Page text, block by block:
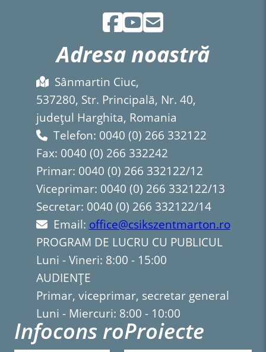
Adresa noastră
Sânmartin Ciuc,
537280, Str. Principală, Nr. 40,
județul Harghita, Romania
Telefon: 0040 (0) 266 332122
Fax: 0040 (0) 266 332242
Primar: 0040 (0) 266 332122/12
Viceprimar: 0040 (0) 266 332122/13
Secretar: 0040 (0) 266 332122/14
Email: office@csikszentmarton.ro
PROGRAM DE LUCRU CU PUBLICUL
Luni - Vineri: 8:00 - 15:00
AUDIENȚE
Primar, viceprimar, secretar general
Luni - Miercuri: 8:00 - 10:00
Infocons roProiecte